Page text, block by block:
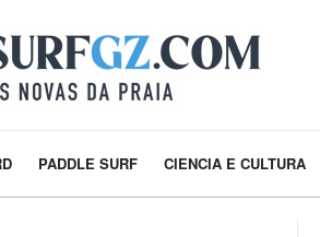
PADDLE SURF CIENCIA E CULTURA